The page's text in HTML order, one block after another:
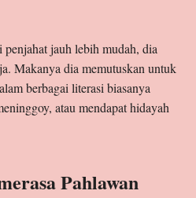
penjahat jauh lebih mudah, dia
Makanya dia memutuskan untuk
berbagai literasi biasanya
atau mendapat hidayah
Pahlawan